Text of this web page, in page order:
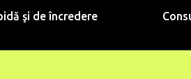
şi de încredere